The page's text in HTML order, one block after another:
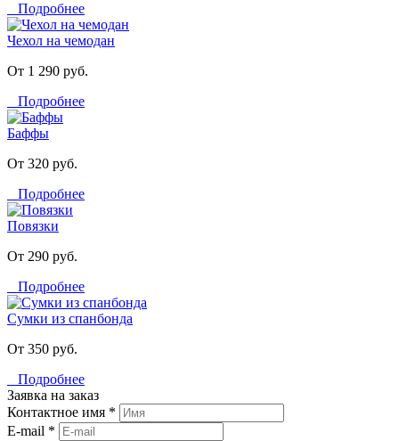
Подробнее
Чехол на чемодан
От 1 290 руб.
Подробнее
Баффы
От 320 руб.
Подробнее
Повязки
От 290 руб.
Подробнее
Сумки из спанбонда
От 350 руб.
Подробнее
Заявка на заказ
Контактное имя *
E-mail *